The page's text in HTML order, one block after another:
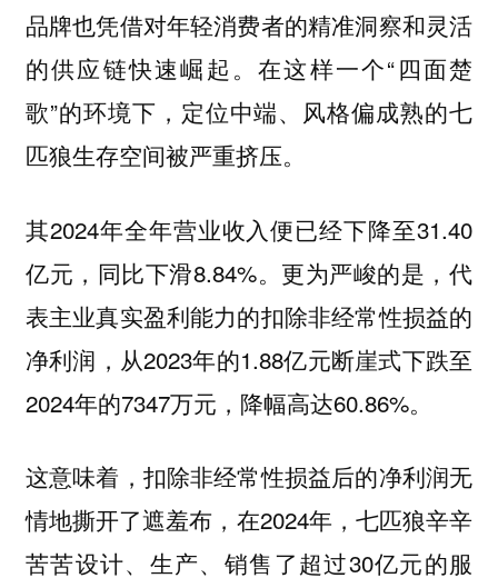
品牌也凭借对年轻消费者的精准洞察和灵活
的供应链快速崛起。在这样一个“四面楚
歌”的环境下，定位中端、风格偏成熟的七
匹狼生存空间被严重挤压。
其2024年全年营业收入便已经下降至31.40
亿元，同比下滑8.84%。更为严峻的是，代
表主业真实盈利能力的扣除非经常性损益的
净利润，从2023年的1.88亿元断崖式下跌至
2024年的7347万元，降幅高达60.86%。
这意味着，扣除非经常性损益后的净利润无
情地撕开了遮羞布，在2024年，七匹狼辛辛
苦苦设计、生产、销售了超过30亿元的服